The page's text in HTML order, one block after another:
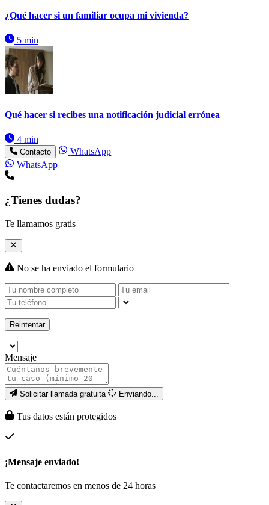
¿Qué hacer si un familiar ocupa mi vivienda?
5 min
Qué hacer si recibes una notificación judicial errónea
4 min
Contacto
WhatsApp
WhatsApp
¿Tienes dudas?
Te llamamos gratis
No se ha enviado el formulario
Reintentar
Mensaje
Solicitar llamada gratuita Enviando...
Tus datos están protegidos
¡Mensaje enviado!
Te contactaremos en menos de 24 horas